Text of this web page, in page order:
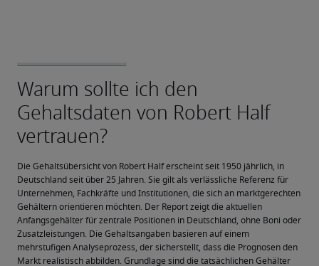
Die Gehaltsübersicht von Robert Half erscheint seit 1950 jährlich, in
Deutschland seit über 25 Jahren. Sie gilt als verlässliche Referenz für
Unternehmen, Fachkräfte und Institutionen, die sich an marktgerechten
Gehältern orientieren möchten. Der Report zeigt die aktuellen
Anfangsgehälter für zentrale Positionen in Deutschland, ohne Boni oder
Zusatzleistungen. Die Gehaltsangaben basieren auf einem
mehrstufigen Analyseprozess, der sicherstellt, dass die Prognosen den
Markt realistisch abbilden. Grundlage sind die tatsächlichen Gehälter